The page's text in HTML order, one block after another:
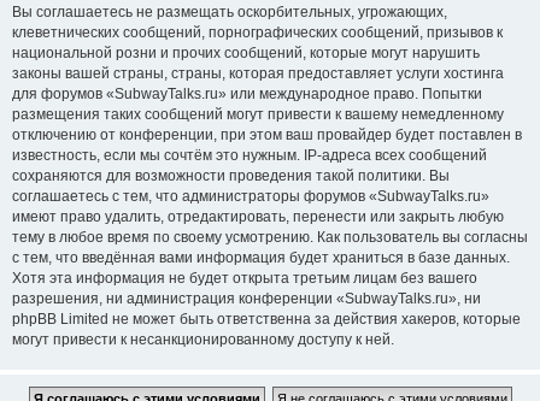
Вы соглашаетесь не размещать оскорбительных, угрожающих,
клеветнических сообщений, порнографических сообщений, призывов к
национальной розни и прочих сообщений, которые могут нарушить
законы вашей страны, страны, которая предоставляет услуги хостинга
для форумов «SubwayTalks.ru» или международное право. Попытки
размещения таких сообщений могут привести к вашему немедленному
отключению от конференции, при этом ваш провайдер будет поставлен в
известность, если мы сочтём это нужным. IP-адреса всех сообщений
сохраняются для возможности проведения такой политики. Вы
соглашаетесь с тем, что администраторы форумов «SubwayTalks.ru»
имеют право удалить, отредактировать, перенести или закрыть любую
тему в любое время по своему усмотрению. Как пользователь вы согласны
с тем, что введённая вами информация будет храниться в базе данных.
Хотя эта информация не будет открыта третьим лицам без вашего
разрешения, ни администрация конференции «SubwayTalks.ru», ни
phpBB Limited не может быть ответственна за действия хакеров, которые
могут привести к несанкционированному доступу к ней.